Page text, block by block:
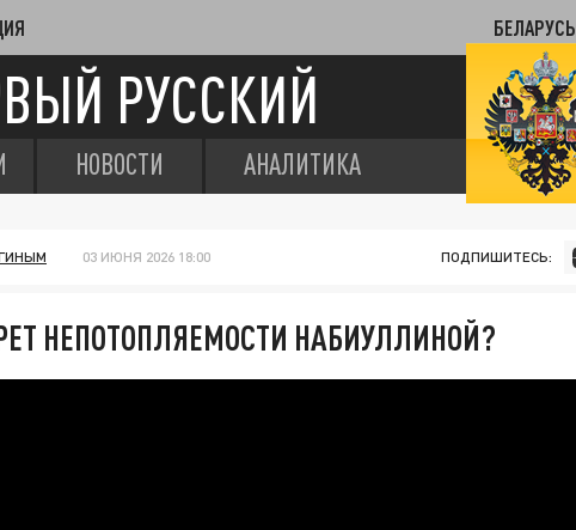
БЕЛАРУСЬ
РУССКИЙ
НОВОСТИ АНАЛИТИКА
03 ИЮНЯ 2026 18:00 ПОДПИШИТЕСЬ:
НЕПОТОПЛЯЕМОСТИ НАБИУЛЛИНОЙ?